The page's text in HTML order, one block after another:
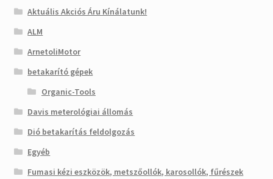
Aktuális Akciós Áru Kínálatunk!
ALM
ArnetoliMotor
betakarító gépek
Organic-Tools
Davis meterológiai állomás
Dió betakarítás feldolgozás
Egyéb
Fumasi kézi eszközök, metszőollók, karosollók, fűrészek